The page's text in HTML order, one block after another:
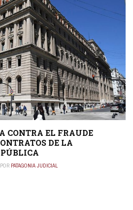
CONTRA EL FRAUDE
DE LA
PATAGONIA JUDICIAL